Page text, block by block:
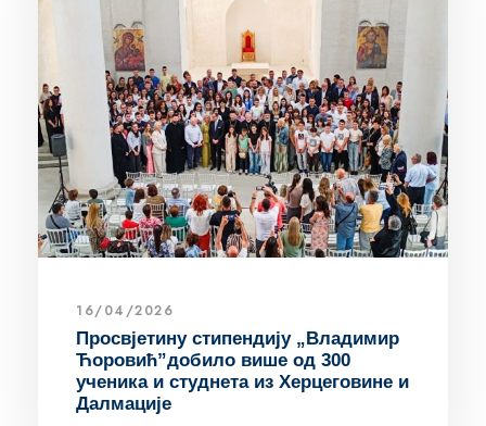
16/04/2026
Просвјетину стипендију „Владимир
Ћоровић”добило више од 300
ученика и студнета из Херцеговине и
Далмације